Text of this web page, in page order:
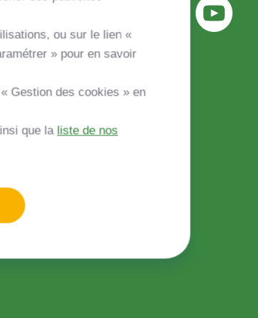
ou sur le lien «
» pour en savoir
Gestion des cookies » en
que la liste de nos